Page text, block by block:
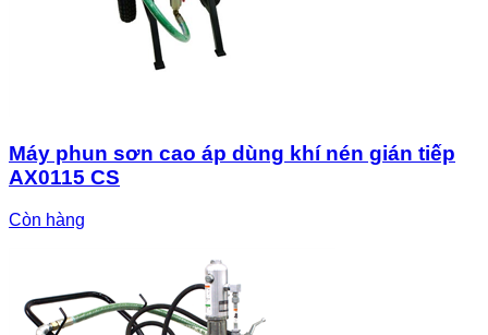
Máy phun sơn cao áp dùng khí nén gián tiếp
AX0115 CS
Còn hàng